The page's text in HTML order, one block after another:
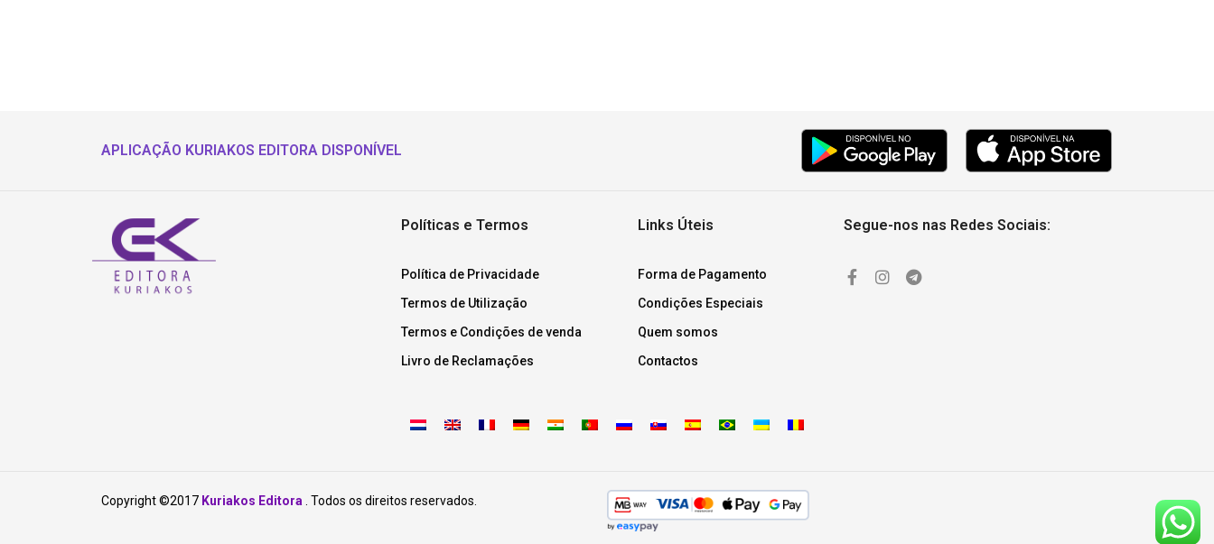
APLICAÇÃO KURIAKOS EDITORA DISPONÍVEL
Políticas e Termos
Política de Privacidade
Termos de Utilização
Termos e Condições de venda
Livro de Reclamações
Links Úteis
Forma de Pagamento
Condições Especiais
Quem somos
Contactos
Segue-nos nas Redes Sociais:
Copyright ©2017 Kuriakos Editora . Todos os direitos reservados.